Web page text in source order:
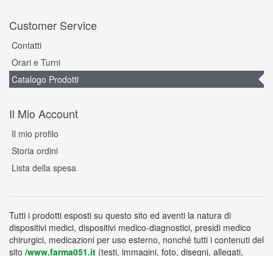
Customer Service
Contatti
Orari e Turni
Catalogo Prodotti
Il Mio Account
Il mio profilo
Storia ordini
Lista della spesa
Tutti i prodotti esposti su questo sito ed aventi la natura di
dispositivi medici, dispositivi medico-diagnostici, presidi medico
chirurgici, medicazioni per uso esterno, nonché tutti i contenuti del
sito /www.farma051.it (testi, immagini, foto, disegni, allegati,